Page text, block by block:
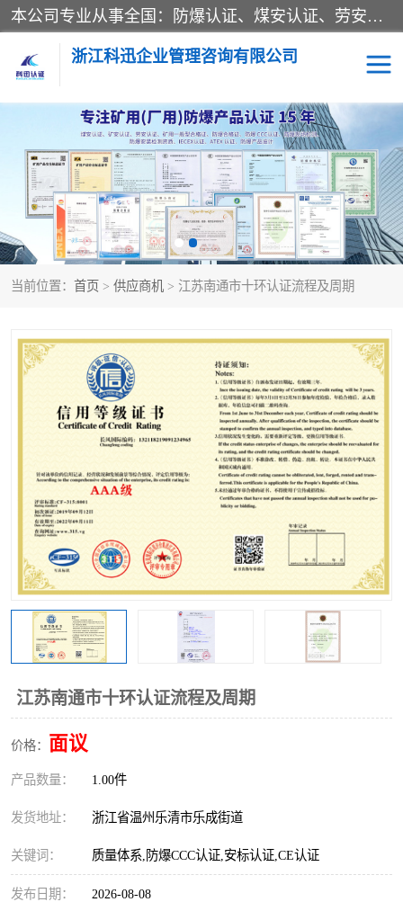
本公司专业从事全国：防爆认证、煤安认证、劳安认证、体系认证、产品认证、ATEX认证、IECEX认证、消防产品认证、生产认可证、验厂指导、认证技术支持、企业管理策划等一站式咨询服务。 用我们的智慧、经验、真诚与勤恳，分享成长的喜悦！ 全国24小时咨询热线：* 认证咨询：张老师（全国*）
浙江科迅企业管理咨询有限公司
当前位置： 首页 > 供应商机 > 江苏南通市十环认证流程及周期
江苏南通市十环认证流程及周期
价格： 面议
产品数量： 1.00件
发货地址： 浙江省温州乐清市乐成街道
关键词： 质量体系,防爆CCC认证,安标认证,CE认证
发布日期： 2026-08-08
煤安认证 防爆CCC认证
防爆合格证 矿安认证
劳安认证